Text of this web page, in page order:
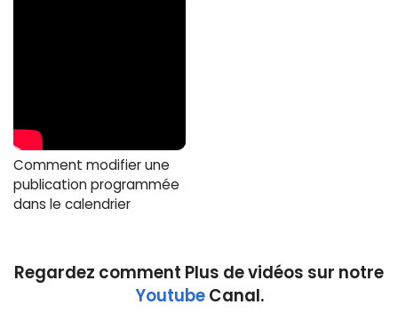
Comment modifier une
publication programmée
dans le calendrier
Regardez comment Plus de vidéos sur notre
YoutubeCanal.